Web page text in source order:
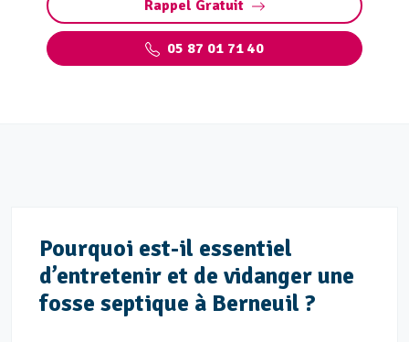
Rappel Gratuit
05 87 01 71 40
Pourquoi est-il essentiel
d’entretenir et de vidanger une
fosse septique à Berneuil ?